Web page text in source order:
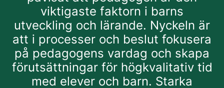
viktigaste faktorn i barns
utveckling och lärande. Nyckeln är
att i processer och beslut fokusera
på pedagogens vardag och skapa
förutsättningar för högkvalitativ tid
med elever och barn. Starka